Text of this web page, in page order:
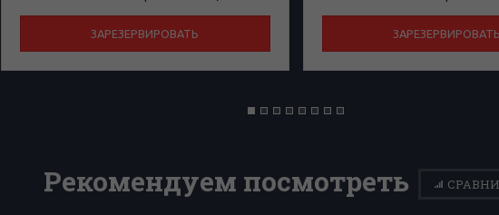
ЗАРЕЗЕРВИРОВАТЬ
Рекомендуем посмотреть